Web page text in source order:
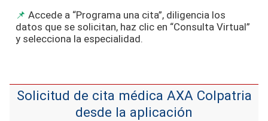
Accede a “Programa una cita”, diligencia los
datos que se solicitan, haz clic en “Consulta Virtual”
y selecciona la especialidad.
Solicitud de cita médica AXA Colpatria
desde la aplicación